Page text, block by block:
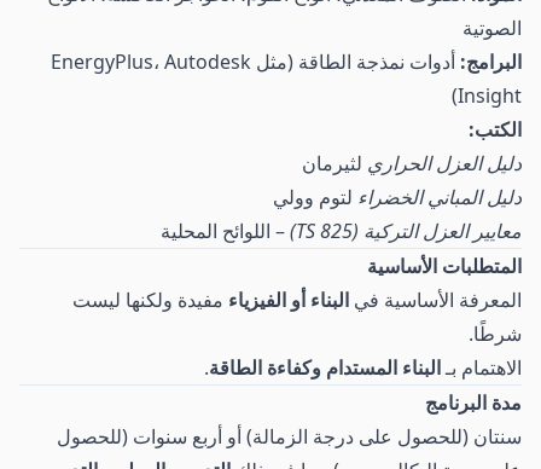
الصوتية
البرامج:
أدوات نمذجة الطاقة (مثل EnergyPlus، Autodesk
Insight)
الكتب:
دليل العزل الحراري لثيرمان
دليل المباني الخضراء لتوم وولي
معايير العزل التركية (TS 825)
– اللوائح المحلية
المتطلبات الأساسية
المعرفة الأساسية في البناء أو الفيزياء مفيدة ولكنها ليست
شرطًا.
الاهتمام بـالبناء المستدام وكفاءة الطاقة.
مدة البرنامج
سنتان (للحصول على درجة الزمالة) أو أربع سنوات (للحصول